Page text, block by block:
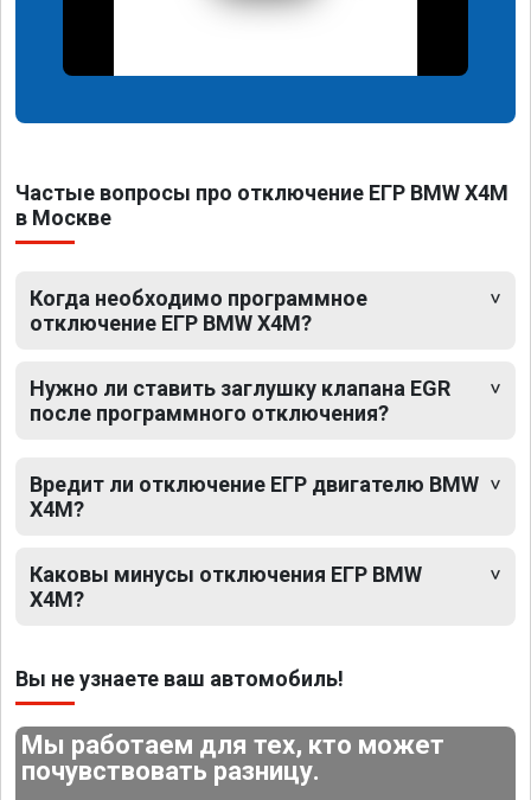
Частые вопросы про отключение ЕГР BMW X4M
в Москве
Когда необходимо программное
отключение ЕГР BMW X4M?
Нужно ли ставить заглушку клапана EGR
после программного отключения?
Вредит ли отключение ЕГР двигателю BMW
X4M?
Каковы минусы отключения ЕГР BMW
X4M?
Вы не узнаете ваш автомобиль!
Мы работаем для тех, кто может
почувствовать разницу.